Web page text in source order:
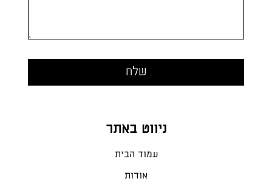
ניווט באתר
עמוד הבית
אודות